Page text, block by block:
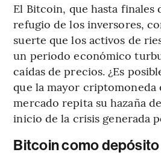
El Bitcoin, que hasta finales
refugio de los inversores,
suerte que los activos de
un periodo económico
caídas de precios. ¿Es
que la mayor criptomoneda
mercado repita su hazaña
inicio de la crisis generada
Bitcoin como depósito